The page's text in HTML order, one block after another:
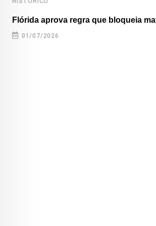
Flórida aprova regra que bloqueia
01/07/2026